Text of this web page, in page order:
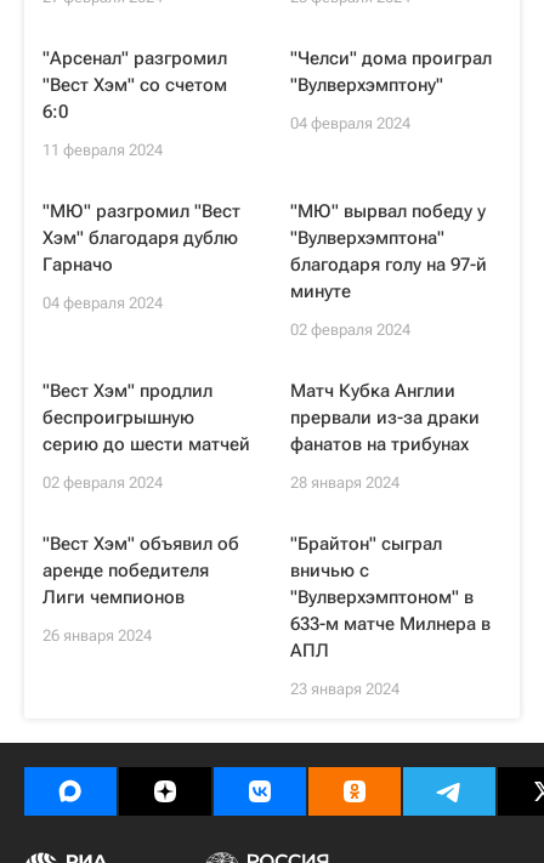
"Арсенал" разгромил
"Вест Хэм" со счетом
6:0
11 февраля 2024
"Челси" дома проиграл
"Вулверхэмптону"
04 февраля 2024
"МЮ" разгромил "Вест
Хэм" благодаря дублю
Гарначо
04 февраля 2024
"МЮ" вырвал победу у
"Вулверхэмптона"
благодаря голу на 97-й
минуте
02 февраля 2024
"Вест Хэм" продлил
беспроигрышную
серию до шести матчей
02 февраля 2024
Матч Кубка Англии
прервали из-за драки
фанатов на трибунах
28 января 2024
"Вест Хэм" объявил об
аренде победителя
Лиги чемпионов
26 января 2024
"Брайтон" сыграл
вничью с
"Вулверхэмптоном" в
633-м матче Милнера в
АПЛ
23 января 2024